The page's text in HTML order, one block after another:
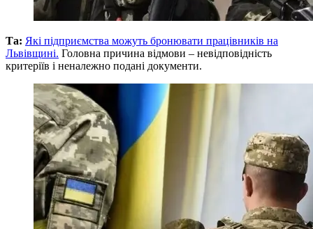
Та: Які підприємства можуть бронювати працівників на
Львівщині. Головна причина відмови – невідповідність
критеріїв і неналежно подані документи.